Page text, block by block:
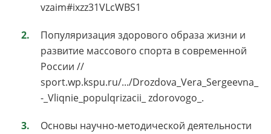
vzaim#ixzz31VLcWBS1
Популяризация здорового образа жизни и
развитие массового спорта в современной
России //
sport.wp.kspu.ru/.../Drozdova_Vera_Sergeevna_
-_Vliqnie_populqrizacii_ zdorovogo_.
Основы научно-методической деятельности